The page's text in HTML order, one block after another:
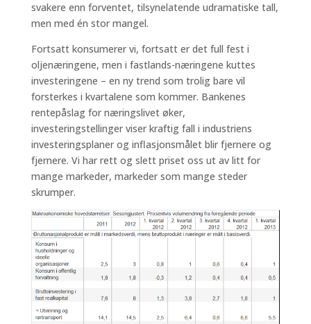
svakere enn forventet, tilsynelatende udramatiske tall,
men med én stor mangel.
Fortsatt konsumerer vi, fortsatt er det full fest i
oljenæringene, men i fastlands-næringene kuttes
investeringene – en ny trend som trolig bare vil
forsterkes i kvartalene som kommer. Bankenes
rentepåslag for næringslivet øker,
investeringstellinger viser kraftig fall i industriens
investeringsplaner og inflasjonsmålet blir fjernere og
fjernere. Vi har rett og slett priset oss ut av litt for
mange markeder, markeder som mange steder
skrumper.